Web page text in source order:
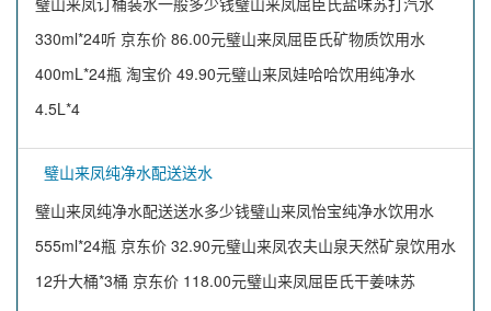
330ml*24听 京东价 86.00元璧山来凤屈臣氏矿物质饮用水
400mL*24瓶 淘宝价 49.90元璧山来凤娃哈哈饮用纯净水
4.5L*4
璧山来凤纯净水配送送水
璧山来凤纯净水配送送水多少钱璧山来凤怡宝纯净水饮用水
555ml*24瓶 京东价 32.90元璧山来凤农夫山泉天然矿泉饮用水
12升大桶*3桶 京东价 118.00元璧山来凤屈臣氏干姜味苏